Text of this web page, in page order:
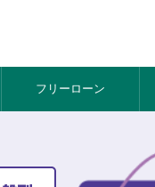
フリー ローン